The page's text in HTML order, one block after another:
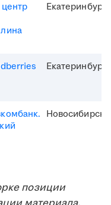
Екатеринбург
Екатеринбург
Новосибирск
позиции